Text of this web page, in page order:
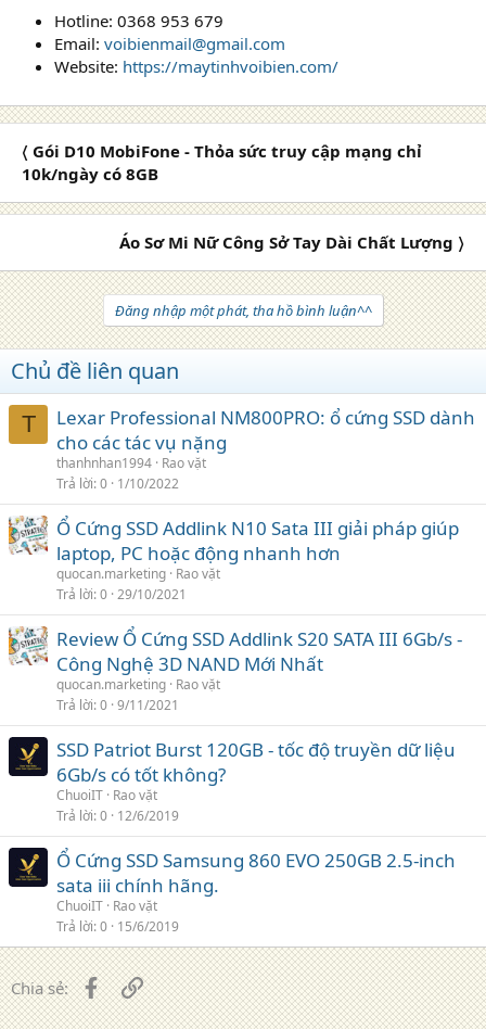
Hotline: 0368 953 679
Email: voibienmail@gmail.com
Website: https://maytinhvoibien.com/
〈 Gói D10 MobiFone - Thỏa sức truy cập mạng chỉ
10k/ngày có 8GB
Áo Sơ Mi Nữ Công Sở Tay Dài Chất Lượng 〉
Đăng nhập một phát, tha hồ bình luận^^
Chủ đề liên quan
T
Lexar Professional NM800PRO: ổ cứng SSD dành
cho các tác vụ nặng
thanhnhan1994 Rao vặt
Trả lời 0 1/10/2022
Ổ Cứng SSD Addlink N10 Sata III giải pháp giúp
laptop, PC hoặc động nhanh hơn
quocan.marketing Rao vặt
Trả lời 0 29/10/2021
Review Ổ Cứng SSD Addlink S20 SATA III 6Gb/s -
Công Nghệ 3D NAND Mới Nhất
quocan.marketing Rao vặt
Trả lời 0 9/11/2021
SSD Patriot Burst 120GB - tốc độ truyền dữ liệu
6Gb/s có tốt không?
ChuoiIT Rao vặt
Trả lời 0 12/6/2019
Ổ Cứng SSD Samsung 860 EVO 250GB 2.5-inch
sata iii chính hãng.
ChuoiIT Rao vặt
Trả lời 0 15/6/2019
Chia sẻ: FacebookLiên kết